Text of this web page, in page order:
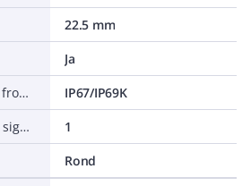
22.5 mm
Ja
Beschermingsgraad frontzijde (IP)
IP67/IP69K
Aantal in te bouwen signaallampen
1
Rond